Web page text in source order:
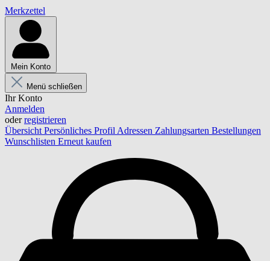
Merkzettel
Mein Konto
Menü schließen
Ihr Konto
Anmelden
oderregistrieren
Übersicht Persönliches Profil Adressen Zahlungsarten Bestellungen
Wunschlisten Erneut kaufen